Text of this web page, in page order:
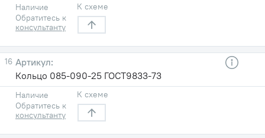
Наличие
Обратитесь к
консультанту
К схеме
16
Кольцо 085-090-25 ГОСТ9833-73
Наличие
Обратитесь к
консультанту
К схеме